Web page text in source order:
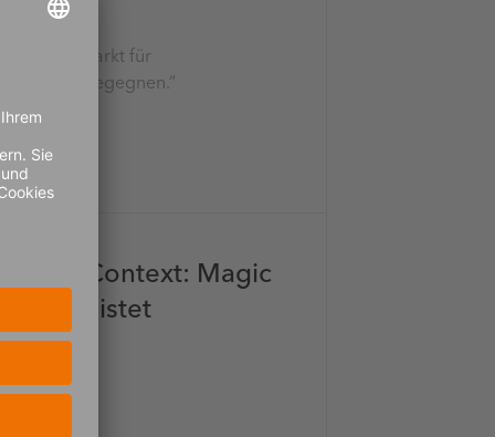
Markt für
zu begegnen.“
Context: Magic
gelistet